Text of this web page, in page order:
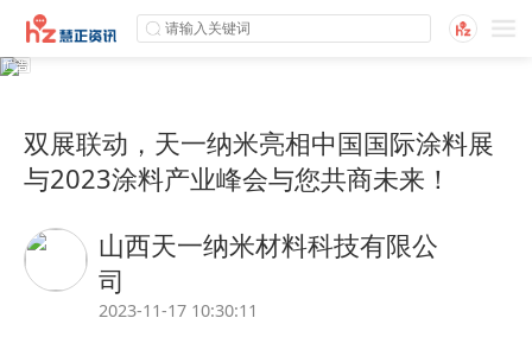
双展联动，天一纳米亮相中国国际涂料展
与2023涂料产业峰会与您共商未来！
山西天一纳米材料科技有限公
司
2023-11-17 10:30:11